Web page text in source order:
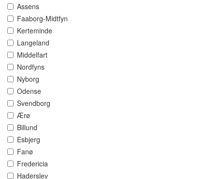
Assens
Faaborg-Midtfyn
Kerteminde
Langeland
Middelfart
Nordfyns
Nyborg
Odense
Svendborg
Ærø
Billund
Esbjerg
Fanø
Fredericia
Haderslev